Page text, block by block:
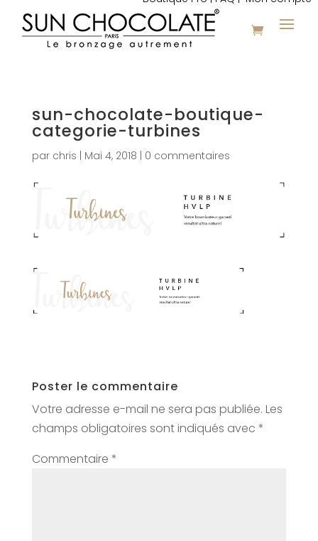
sun-chocolate-boutique-
categorie-turbines
par chris Mai 4, 2018 0 commentaires
Poster le commentaire
Votre adresse e-mail ne sera pas publiée. Les
champs obligatoires sont indiqués avec *
Commentaire *